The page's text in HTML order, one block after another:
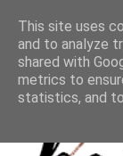
This site uses
and to analyze
shared with
metrics to
statistics, and